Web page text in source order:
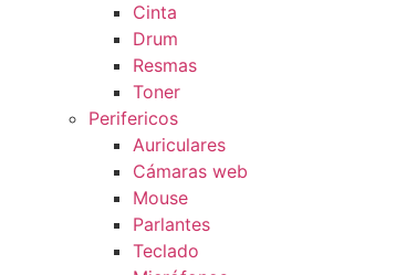
Cinta
Drum
Resmas
Toner
Perifericos
Auriculares
Cámaras web
Mouse
Parlantes
Teclado